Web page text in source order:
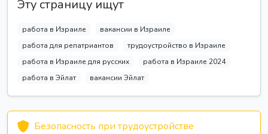
Эту страницу ищут
работа в Израиле
вакансии в Израиле
работа для репатриантов
трудоустройство в Израиле
работа в Израиле для русских
работа в Израиле 2024
работа в Эйлат
вакансии Эйлат
Безопасность при трудоустройстве